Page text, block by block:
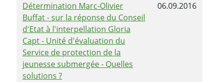
Détermination Marc-Olivier
Buffat - sur la réponse du Conseil
d'Etat à l'interpellation Gloria
Capt - Unité d'évaluation du
Service de protection de la
jeunesse submergée - Quelles
solutions ?
06.09.2016